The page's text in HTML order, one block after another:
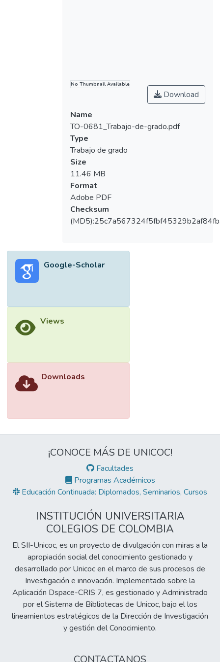
No Thumbnail Available
Download
Name
TO-0681_Trabajo-de-grado.pdf
Type
Trabajo de grado
Size
11.46 MB
Format
Adobe PDF
Checksum
Google-Scholar
Views
Downloads
¡CONOCE MÁS DE UNICOC!
Facultades
Programas Académicos
Educación Continuada: Diplomados, Seminarios, Cursos
INSTITUCIÓN UNIVERSITARIA
COLEGIOS DE COLOMBIA
El SII-Unicoc, es un proyecto de divulgación con miras a la
apropiación social del conocimiento gestionado y
desarrollado por Unicoc en el marco de sus procesos de
Investigación e innovación. Implementado sobre la
Aplicación Dspace-CRIS 7, es gestionado y Administrado
por el Sistema de Bibliotecas de Unicoc, bajo el los
lineamientos estratégicos de la Dirección de Investigación
y gestión del Conocimiento.
CONTACTANOS